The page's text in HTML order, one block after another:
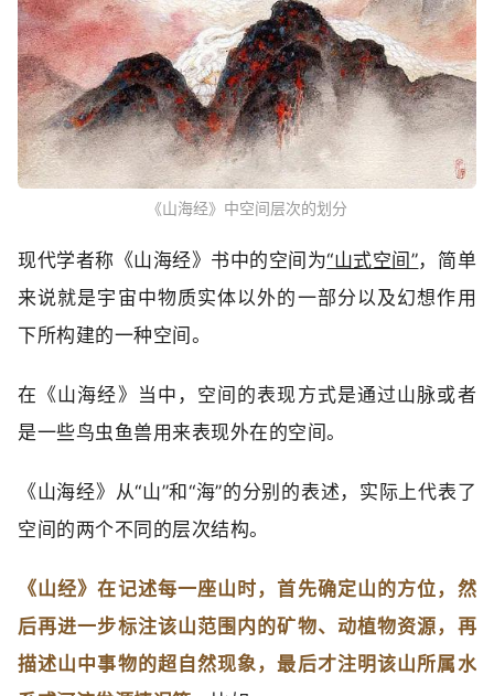
《山海经》中空间层次的划分
现代学者称《山海经》书中的空间为“山式空间”，简单
来说就是宇宙中物质实体以外的一部分以及幻想作用
下所构建的一种空间。
在《山海经》当中，空间的表现方式是通过山脉或者
是一些鸟虫鱼兽用来表现外在的空间。
《山海经》从“山”和“海”的分别的表述，实际上代表了
空间的两个不同的层次结构。
《山经》在记述每一座山时，首先确定山的方位，然
后再进一步标注该山范围内的矿物、动植物资源，再
描述山中事物的超自然现象，最后才注明该山所属水